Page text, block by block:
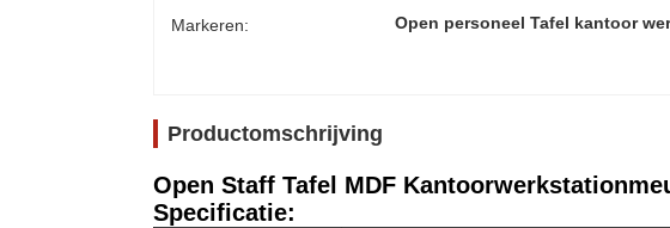
Markeren: Open personeel Tafel kantoor
Productomschrijving
Open Staff Tafel MDF
Specificatie: